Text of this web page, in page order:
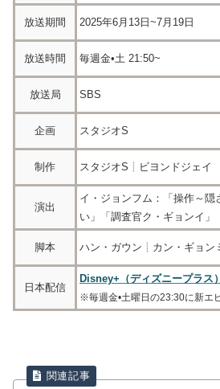
放送期間 2025年6月13日~7月19日
放送時間 毎週金•土 21:50~
放送局 SBS
企画 スタジオS
制作 スタジオS ┋ ビヨンドジェイ
演出
イ・ジョンフム：「操作～隠
い」「調査官ク・ギョンイ」
脚本 ハン・ガウン ┋ カン・ギョン
日本配信
Disney+（ディズニープラス）
※毎週金•土曜日の23:30に新エ